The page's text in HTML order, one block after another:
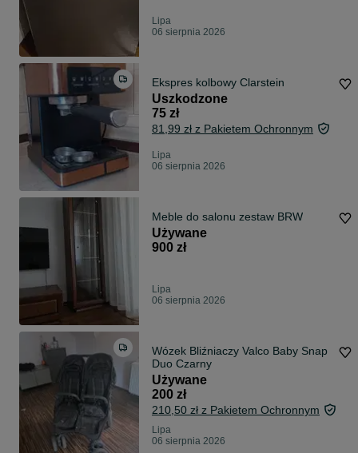
Lipa
06 sierpnia 2026
Ekspres kolbowy Clarstein
Uszkodzone
75 zł
81,99 zł z Pakietem Ochronnym
Lipa
06 sierpnia 2026
Meble do salonu zestaw BRW
Używane
900 zł
Lipa
06 sierpnia 2026
Wózek Bliźniaczy Valco Baby Snap
Duo Czarny
Używane
200 zł
210,50 zł z Pakietem Ochronnym
Lipa
06 sierpnia 2026